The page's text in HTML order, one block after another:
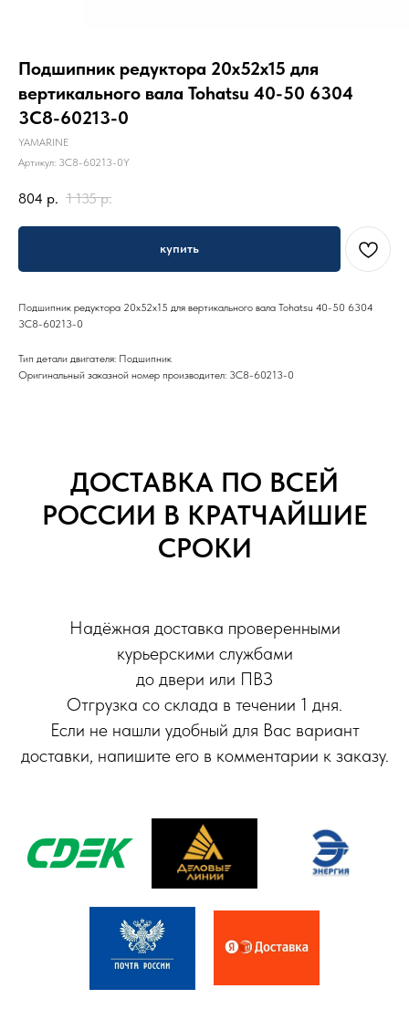
Подшипник редуктора 20x52x15 для
вертикального вала Tohatsu 40-50 6304
3C8-60213-0
YAMARINE
Артикул: 3C8-60213-0Y
804 р. 1 135 р.
купить
Подшипник редуктора 20x52x15 для вертикального вала Tohatsu 40-50 6304
3C8-60213-0
Тип детали двигателя: Подшипник
Оригинальный заказной номер производител: 3C8-60213-0
ДОСТАВКА ПО ВСЕЙ
РОССИИ В КРАТЧАЙШИЕ
СРОКИ
Надёжная доставка проверенными
курьерскими службами
до двери или ПВЗ
Отгрузка со склада в течении 1 дня.
Если не нашли удобный для Вас вариант
доставки, напишите его в комментарии к заказу.